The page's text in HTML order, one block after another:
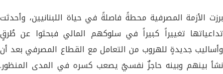
برزت الأزمة المصرفية محطةً فاصلةً في حياة اللبنانيين، وأحدثت
تداعياتها تغييراً كبيراً في سلوكهم المالي فبحثوا عن طُرقٍ
وأساليب جديدةٍ للهروب من التعامل مع القطاع المصرفي بعد أن
نشأ بينهم وبينه حاجزٌ نفسيٌ يصعب كسره في المدى المنظور.